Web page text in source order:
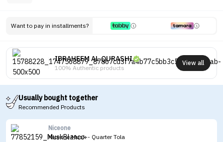
Want to pay in installments?
IBRAHEEM AL.QURASHI
100% Authentic products
View all
Usually bought together
Recommended Products
Niceone
Niceone Musk - Quarter Tola